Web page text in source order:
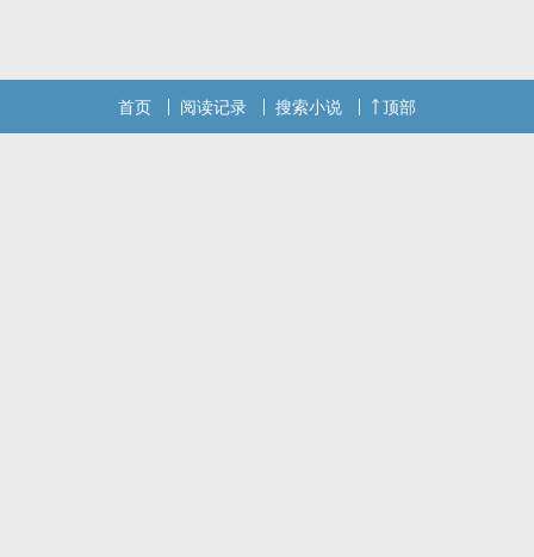
首页 阅读记录 搜索小说 顶部